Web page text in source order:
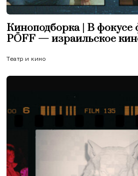
Киноподборка | В фокусе
PÖFF — израильское
Театр и кино